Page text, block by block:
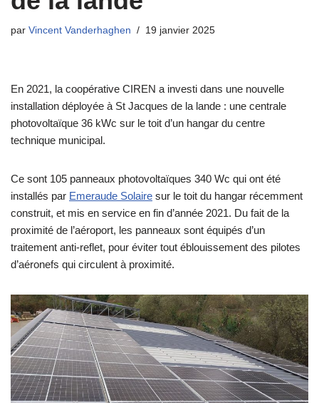
par Vincent Vanderhaghen 19 janvier 2025
En 2021, la coopérative CIREN a investi dans une nouvelle
installation déployée à St Jacques de la lande : une centrale
photovoltaïque 36 kWc sur le toit d’un hangar du centre
technique municipal.
Ce sont 105 panneaux photovoltaïques 340 Wc qui ont été
installés par Emeraude Solaire sur le toit du hangar récemment
construit, et mis en service en fin d’année 2021. Du fait de la
proximité de l’aéroport, les panneaux sont équipés d’un
traitement anti-reflet, pour éviter tout éblouissement des pilotes
d’aéronefs qui circulent à proximité.